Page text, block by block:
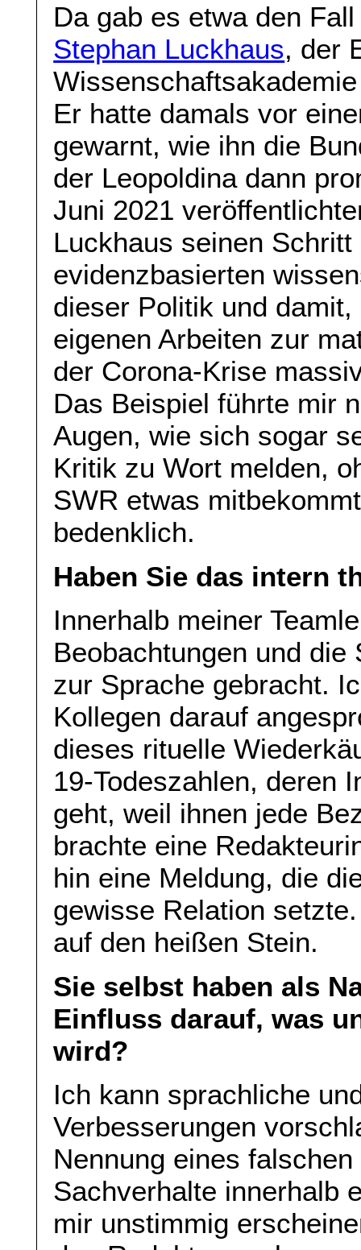
Da gab es etwa den
Stephan Luckhaus, der
Er hatte damals vor
gewarnt, wie ihn die
der Leopoldina dann
Juni 2021
Luckhaus seinen
evidenzbasierten
dieser Politik und
eigenen Arbeiten zur
der Corona-Krise
Das Beispiel führte mir
Augen, wie sich sogar
Kritik zu Wort melden,
SWR etwas
bedenklich.
Haben Sie das intern
Innerhalb meiner
Beobachtungen und
zur Sprache gebracht.
Kollegen darauf
dieses rituelle
19-Todeszahlen, deren
geht, weil ihnen jede
brachte eine
hin eine Meldung, die
gewisse Relation
auf den heißen Stein.
Sie selbst haben als
Einfluss darauf, was
wird?
Ich kann sprachliche
Verbesserungen
Nennung eines
Sachverhalte innerhalb
mir unstimmig